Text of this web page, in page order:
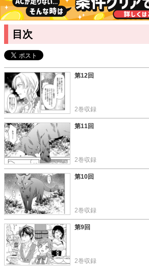
元気いっぱい可愛らしい絵柄で漫画・イラ
代表作に「ユウキとナオ」（笠倉出版社）
カライズ作画デビュー。
三園七詩
2019年よりWeb上にて小説を書き始める。
小説大賞にて読者賞を受賞。2020年、受
下さい」で出版デビュー。
目次
第12回
2巻収録
この話を読む
第11回
2巻収録
この話を読む
第10回
2巻収録
この話を読む
第9回
2巻収録